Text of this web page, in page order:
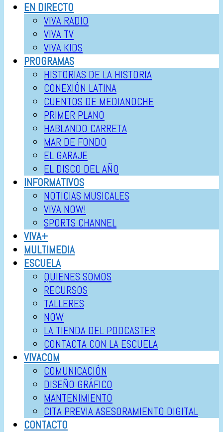
EN DIRECTO
VIVA RADIO
VIVA TV
VIVA KIDS
PROGRAMAS
HISTORIAS DE LA HISTORIA
CONEXIÓN LATINA
CUENTOS DE MEDIANOCHE
PRIMER PLANO
HABLANDO CARRETA
MAR DE FONDO
EL GARAJE
EL DISCO DEL AÑO
INFORMATIVOS
NOTICIAS MUSICALES
VIVA NOW!
SPORTS CHANNEL
VIVA+
MULTIMEDIA
ESCUELA
QUIENES SOMOS
RECURSOS
TALLERES
NOW
LA TIENDA DEL PODCASTER
CONTACTA CON LA ESCUELA
VIVACOM
COMUNICACIÓN
DISEÑO GRÁFICO
MANTENIMIENTO
CITA PREVIA ASESORAMIENTO DIGITAL
CONTACTO